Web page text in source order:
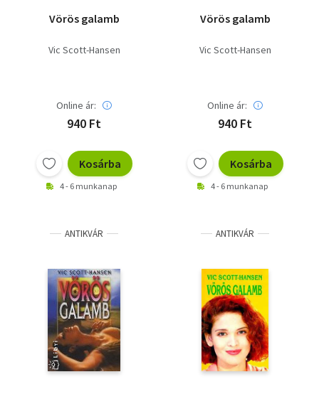
Vörös galamb
Vic Scott-Hansen
Online ár:
940 Ft
Kosárba
4 - 6 munkanap
Vörös galamb
Vic Scott-Hansen
Online ár:
940 Ft
Kosárba
4 - 6 munkanap
ANTIKVÁR ANTIKVÁR